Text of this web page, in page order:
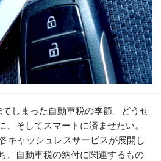
しまった自動車税の季節。どうせ
そしてスマートに済ませたい。
キャッシュレスサービスが展開し
、自動車税の納付に関連するもの